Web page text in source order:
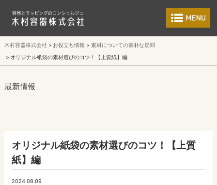
食品包装容器と
木村容器株式会社 お役立ち情報
素材についての素朴な疑問
オリジナル紙袋の素材選びのコツ！【上質紙】編
最新情報
オリジナル紙袋の素材選びのコツ！【上質
紙】編
2024.08.09